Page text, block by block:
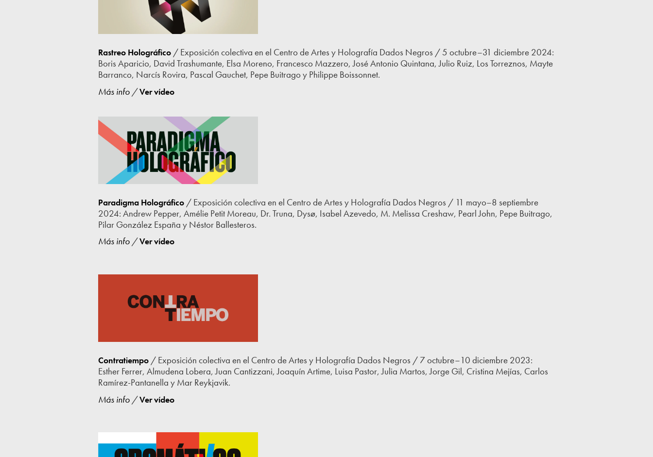
Rastreo Holográfico/ Exposición colectiva en el Centro de Artes y Holografía Dados Negros / 5 octubre–31 diciembre 2024:
Boris Aparicio, David Trashumante, Elsa Moreno, Francesco Mazzero, José Antonio Quintana, Julio Ruiz, Los Torreznos, Mayte
Barranco, Narcís Rovira, Pascal Gauchet, Pepe Buitrago y Philippe Boissonnet.
Más info/Ver vídeo
Paradigma Holográfico/ Exposición colectiva en el Centro de Artes y Holografía Dados Negros / 11 mayo–8 septiembre
2024: Andrew Pepper, Amélie Petit Moreau, Dr. Truna, Dysø, Isabel Azevedo, M. Melissa Creshaw, Pearl John, Pepe Buitrago,
Pilar González España y Néstor Ballesteros.
Más info/Ver vídeo
Contratiempo/ Exposición colectiva en el Centro de Artes y Holografía Dados Negros / 7 octubre–10 diciembre 2023:
Esther Ferrer, Almudena Lobera, Juan Cantizzani, Joaquín Artime, Luisa Pastor, Julia Martos, Jorge Gil, Cristina Mejías, Carlos
Ramírez-Pantanella y Mar Reykjavik.
Más info/Ver vídeo